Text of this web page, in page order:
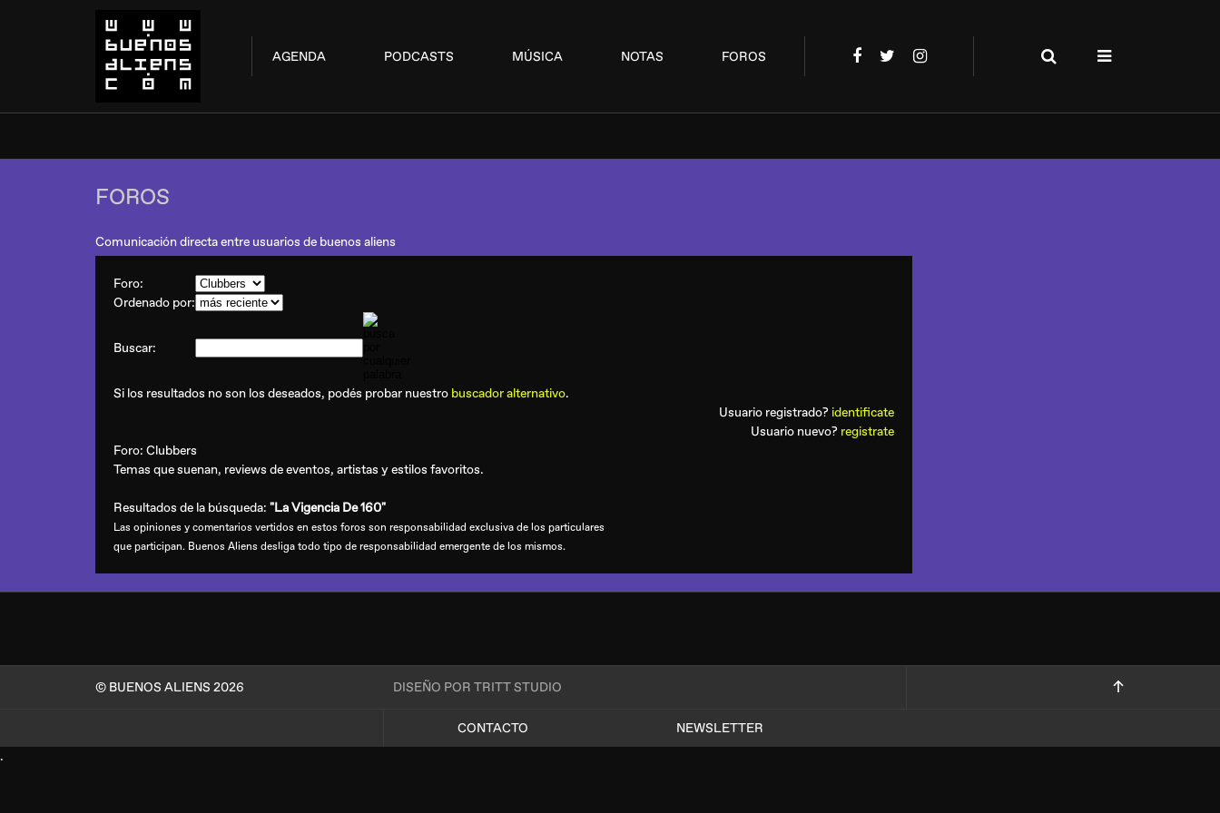
AGENDA PODCASTS MÚSICA NOTAS FOROS
FOROS
Comunicación directa entre usuarios de buenos aliens
Foro:
Ordenado por:
Buscar:
Si los resultados no son los deseados, podés probar nuestro buscador alternativo.
Usuario registrado? identificate
Usuario nuevo? registrate
Foro: Clubbers
Temas que suenan, reviews de eventos, artistas y estilos favoritos.
Resultados de la búsqueda: "La Vigencia De 160"
Las opiniones y comentarios vertidos en estos foros son responsabilidad exclusiva de los particulares
que participan. Buenos Aliens desliga todo tipo de responsabilidad emergente de los mismos.
© BUENOS ALIENS 2026 DISEÑO POR TRITT STUDIO
CONTACTO
NEWSLETTER
.